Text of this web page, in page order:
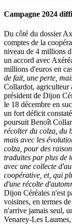
Campagne 2024
Du côté du dossier
comptes de la
niveau de 4 millions
un accord avec
millions d'euros en
de fait, une perte,
Collardot, agriculteur
président de Dijon
le 18 décembre en
un fort déficit
poursuit Benoît
récolter du colza, du
mais avec les
colza, pour des
traduites par plus de
avec une collecte
coopérative, et, qui
d'une récolte
Dijon Céréales n'est
voisines, en termes
n'arrive jamais seul,
Venarey-Les